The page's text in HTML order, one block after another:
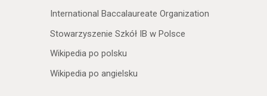
International Baccalaureate Organization
Stowarzyszenie Szkół IB w Polsce
Wikipedia po polsku
Wikipedia po angielsku